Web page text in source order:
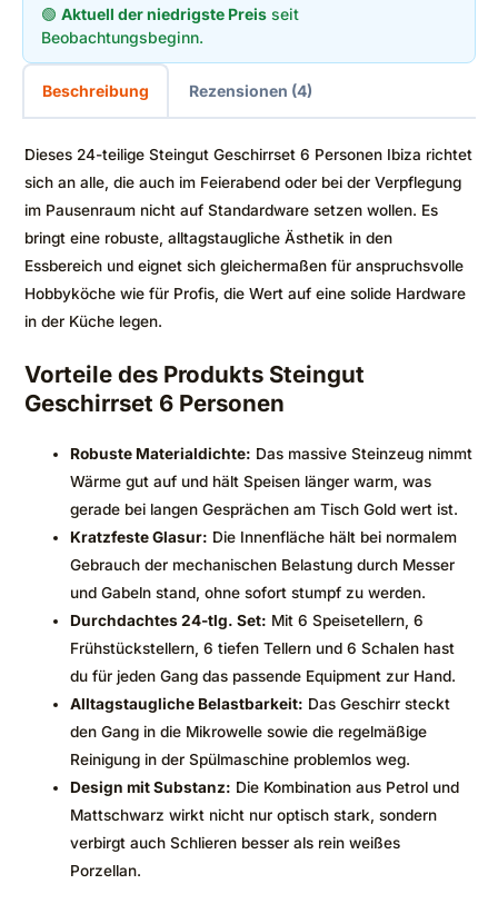
🟢 Aktuell der niedrigste Preis seit
Beobachtungsbeginn.
Beschreibung Rezensionen (4)
Dieses 24-teilige Steingut Geschirrset 6 Personen Ibiza richtet
sich an alle, die auch im Feierabend oder bei der Verpflegung
im Pausenraum nicht auf Standardware setzen wollen. Es
bringt eine robuste, alltagstaugliche Ästhetik in den
Essbereich und eignet sich gleichermaßen für anspruchsvolle
Hobbyköche wie für Profis, die Wert auf eine solide Hardware
in der Küche legen.
Vorteile des Produkts Steingut
Geschirrset 6 Personen
Robuste Materialdichte: Das massive Steinzeug nimmt
Wärme gut auf und hält Speisen länger warm, was
gerade bei langen Gesprächen am Tisch Gold wert ist.
Kratzfeste Glasur: Die Innenfläche hält bei normalem
Gebrauch der mechanischen Belastung durch Messer
und Gabeln stand, ohne sofort stumpf zu werden.
Durchdachtes 24-tlg. Set: Mit 6 Speisetellern, 6
Frühstückstellern, 6 tiefen Tellern und 6 Schalen hast
du für jeden Gang das passende Equipment zur Hand.
Alltagstaugliche Belastbarkeit: Das Geschirr steckt
den Gang in die Mikrowelle sowie die regelmäßige
Reinigung in der Spülmaschine problemlos weg.
Design mit Substanz: Die Kombination aus Petrol und
Mattschwarz wirkt nicht nur optisch stark, sondern
verbirgt auch Schlieren besser als rein weißes
Porzellan.